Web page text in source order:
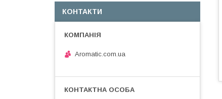
КОНТАКТИ
Aromatic.com.ua